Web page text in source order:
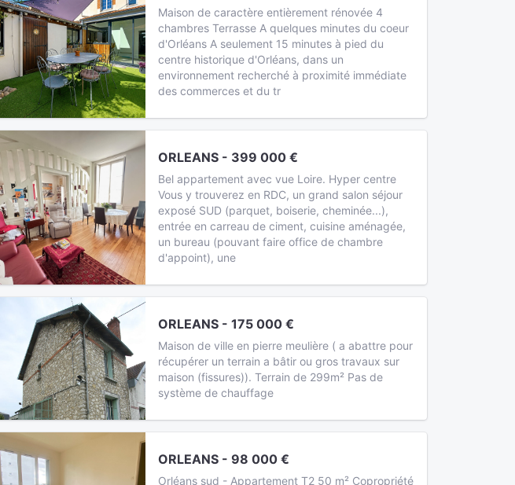
Maison de caractère entièrement rénovée 4
chambres Terrasse A quelques minutes du coeur
d'Orléans A seulement 15 minutes à pied du
centre historique d'Orléans, dans un
environnement recherché à proximité immédiate
des commerces et du tr
ORLEANS - 399 000 €
Bel appartement avec vue Loire. Hyper centre
Vous y trouverez en RDC, un grand salon séjour
exposé SUD (parquet, boiserie, cheminée...),
entrée en carreau de ciment, cuisine aménagée,
un bureau (pouvant faire office de chambre
d'appoint), une
ORLEANS - 175 000 €
Maison de ville en pierre meulière ( a abattre pour
récupérer un terrain a bâtir ou gros travaux sur
maison (fissures)). Terrain de 299m² Pas de
système de chauffage
ORLEANS - 98 000 €
Orléans sud - Appartement T2 50 m² Copropriété